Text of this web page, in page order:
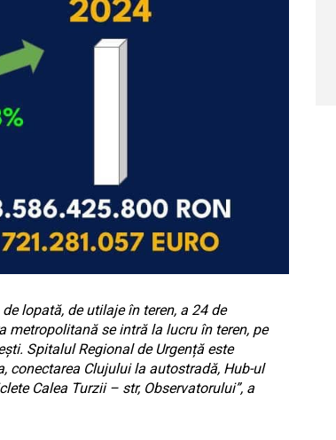
lopată, de utilaje în teren, a 24 de
metropolitană se intră la lucru în teren, pe
Spitalul Regional de Urgență este
conectarea Clujului la autostradă, Hub-ul
Calea Turzii – str, Observatorului”, a